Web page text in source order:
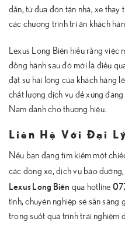
dẫn, từ đưa đón tận nhà, xe
các chương trình tri ân khách
Lexus Long Biên hiểu rằng việc
đồng hành sau đó mới là điều
đặt sự hài lòng của khách hàng
chất lượng dịch vụ để xứng
Nam dành cho thương hiệu.
Liên Hệ Với Đại
Nếu bạn đang tìm kiếm một
các dòng xe, dịch vụ bảo
Lexus Long Biên qua hotline
tình, chuyên nghiệp sẽ sẵn
trong suốt quá trình trải nghiệm